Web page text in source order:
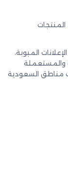
المنتجات
المبوبة،
والمستعملة
مناطق السعودية